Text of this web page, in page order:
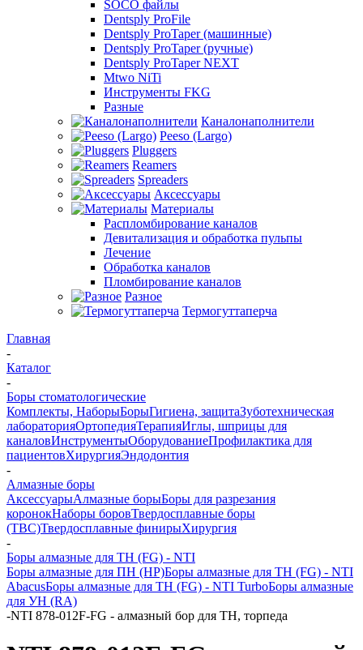
SOCO файлы
Dentsply ProFile
Dentsply ProTaper (машинные)
Dentsply ProTaper (ручные)
Dentsply ProTaper NEXT
Mtwo NiTi
Инструменты FKG
Разные
Каналонаполнители
Peeso (Largo)
Pluggers
Reamers
Spreaders
Аксессуары
Материалы
Распломбирование каналов
Девитализация и обработка пульпы
Лечение
Обработка каналов
Пломбирование каналов
Разное
Термогуттаперча
Главная
-
Каталог
-
Боры стоматологические
Комплекты, НаборыБорыГигиена, защитаЗуботехническая
лабораторияОртопедияТерапияИглы, шприцы для
каналовИнструментыОборудованиеПрофилактика для
пациентовХирургияЭндодонтия
-
Алмазные боры
АксессуарыАлмазные борыБоры для разрезания
коронокНаборы боровТвердосплавные боры
(ТВС)Твердосплавные финирыХирургия
-
Боры алмазные для ТН (FG) - NTI
Боры алмазные для ПН (HP)Боры алмазные для ТН (FG) - NTI
AbacusБоры алмазные для ТН (FG) - NTI TurboБоры алмазные
для УН (RA)
-NTI 878-012F-FG - алмазный бор для ТН, торпеда